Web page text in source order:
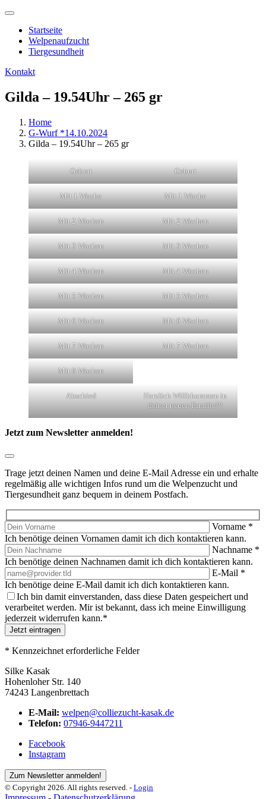
Startseite
Welpenaufzucht
Tiergesundheit
Kontakt
Gilda – 19.54Uhr – 265 gr
Home
G-Wurf *14.10.2024
Gilda – 19.54Uhr – 265 gr
Geburt Geburt
Mit 1 Woche Mit 1 Woche
Mit 2 Wochen Mit 2 Wochen
Mit 3 Wochen Mit 3 Wochen
Mit 4 Wochen Mit 4 Wochen
Mit 5 Wochen Mit 5 Wochen
Mit 6 Wochen Mit 6 Wochen
Mit 7 Wochen Mit 7 Wochen
Mit 8 Wochen
Abschied
Herzlich Willkkommen in
deiner neuen Familie!!!
Jetzt zum Newsletter anmelden!
Trage jetzt deinen Namen und deine E-Mail Adresse ein und erhalte
regelmäßig alle wichtigen Infos rund um die Welpenzucht und
Tiergesundheit ganz bequem in deinem Postfach.
Vorname *
Ich benötige deinen Vornamen damit ich dich kontaktieren kann.
Nachname *
Ich benötige deinen Nachnamen damit ich dich kontaktieren kann.
E-Mail *
Ich benötige deine E-Mail damit ich dich kontaktieren kann.
Ich bin damit einverstanden, dass diese Daten gespeichert und
verarbeitet werden. Mir ist bekannt, dass ich meine Einwilligung
jederzeit widerrufen kann.*
Jetzt eintragen
* Kennzeichnet erforderliche Felder
Silke Kasak
Hohenloher Str. 140
74243 Langenbrettach
E-Mail: welpen@colliezucht-kasak.de
Telefon: 07946-9447211
Facebook
Instagram
Zum Newsletter anmelden!
© Copyright 2026. All rights reserved. - Login